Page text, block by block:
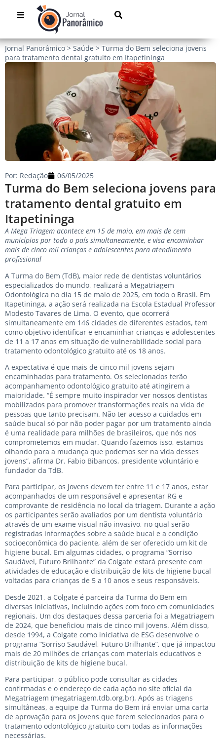
Jornal Panorâmico > Saúde > Turma do Bem seleciona jovens
para tratamento dental gratuito em Itapetininga
Turma do Bem seleciona jovens para
tratamento dental gratuito em
Itapetininga
Por: Redação 06/05/2025
A Mega Triagem acontece em 15 de maio, em mais de cem
municípios por todo o país simultaneamente, e visa encaminhar
mais de cinco mil crianças e adolescentes para atendimento
profissional
A Turma do Bem (TdB), maior rede de dentistas voluntários
especializados do mundo, realizará a Megatriagem
Odontológica no dia 15 de maio de 2025, em todo o Brasil. Em
Itapetininga, a ação será realizada na Escola Estadual Professor
Modesto Tavares de Lima. O evento, que ocorrerá
simultaneamente em 146 cidades de diferentes estados, tem
como objetivo identificar e encaminhar crianças e adolescentes
de 11 a 17 anos em situação de vulnerabilidade social para
tratamento odontológico gratuito até os 18 anos.
A expectativa é que mais de cinco mil jovens sejam
encaminhados para tratamento. Os selecionados terão
acompanhamento odontológico gratuito até atingirem a
maioridade. “É sempre muito inspirador ver nossos dentistas
mobilizados para promover transformações reais na vida de
pessoas que tanto precisam. Não ter acesso a cuidados em
saúde bucal só por não poder pagar por um tratamento ainda
é uma realidade para milhões de brasileiros, que nós nos
comprometemos em mudar. Quando fazemos isso, estamos
olhando para a mudança que podemos ser na vida desses
jovens”, afirma Dr. Fabio Bibancos, presidente voluntário e
fundador da TdB.
Para participar, os jovens devem ter entre 11 e 17 anos, estar
acompanhados de um responsável e apresentar RG e
comprovante de residência no local da triagem. Durante a ação
os participantes serão avaliados por um dentista voluntário
através de um exame visual não invasivo, no qual serão
registradas informações sobre a saúde bucal e a condição
socioeconômica do paciente, além de ser oferecido um kit de
higiene bucal. Em algumas cidades, o programa “Sorriso
Saudável, Futuro Brilhante” da Colgate estará presente com
atividades de educação e distribuição de kits de higiene bucal
voltadas para crianças de 5 a 10 anos e seus responsáveis.
Desde 2021, a Colgate é parceira da Turma do Bem em
diversas iniciativas, incluindo ações com foco em comunidades
regionais. Um dos destaques dessa parceria foi a Megatriagem
de 2024, que beneficiou mais de cinco mil jovens. Além disso,
desde 1994, a Colgate como iniciativa de ESG desenvolve o
programa “Sorriso Saudável, Futuro Brilhante”, que já impactou
mais de 20 milhões de crianças com materiais educativos e
distribuição de kits de higiene bucal.
Para participar, o público pode consultar as cidades
confirmadas e o endereço de cada ação no site oficial da
Megatriagem (megatriagem.tdb.org.br). Após as triagens
simultâneas, a equipe da Turma do Bem irá enviar uma carta
de aprovação para os jovens que forem selecionados para o
tratamento odontológico gratuito com todas as informações
necessárias.